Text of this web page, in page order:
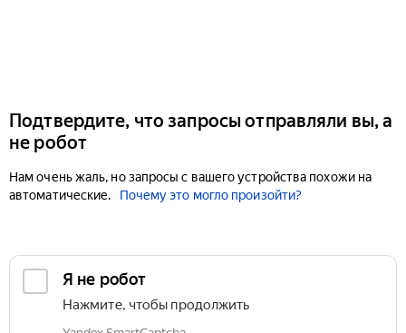
Подтвердите, что запросы отправляли вы, а
не робот
Нам очень жаль, но запросы с вашего устройства похожи на
автоматические.
Почему это могло произойти?